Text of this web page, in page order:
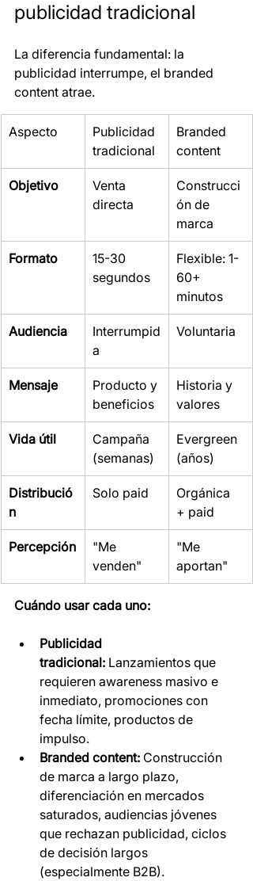
publicidad tradicional
La diferencia fundamental: la
publicidad interrumpe, el branded
content atrae.
Aspecto
Publicidad
tradicional
Branded
content
Objetivo
Venta
directa
Construcci
ón de
marca
Formato
15-30
segundos
Flexible: 1-
60+
minutos
Audiencia
Interrumpid
a
Voluntaria
Mensaje
Producto y
beneficios
Historia y
valores
Vida útil
Campaña
(semanas)
Evergreen
(años)
Distribució
n
Solo paid
Orgánica
+ paid
Percepción
"Me
venden"
"Me
aportan"
Cuándo usar cada uno:
Publicidad
tradicional: Lanzamientos que
requieren awareness masivo e
inmediato, promociones con
fecha límite, productos de
impulso.
Branded content: Construcción
de marca a largo plazo,
diferenciación en mercados
saturados, audiencias jóvenes
que rechazan publicidad, ciclos
de decisión largos
(especialmente B2B).